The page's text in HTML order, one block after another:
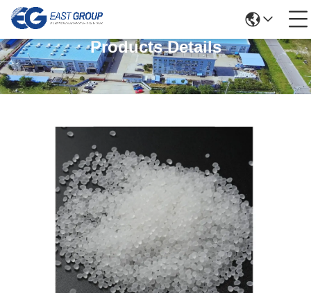
Products Details